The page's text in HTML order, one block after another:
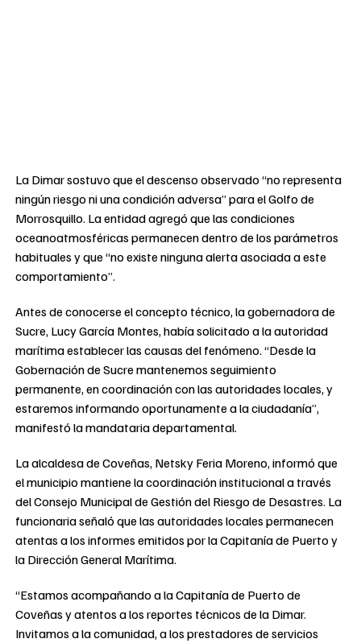
La Dimar sostuvo que el descenso observado “no representa
ningún riesgo ni una condición adversa” para el Golfo de
Morrosquillo. La entidad agregó que las condiciones
oceanoatmosféricas permanecen dentro de los parámetros
habituales y que “no existe ninguna alerta asociada a este
comportamiento”.
Antes de conocerse el concepto técnico, la gobernadora de
Sucre, Lucy García Montes, había solicitado a la autoridad
marítima establecer las causas del fenómeno. “Desde la
Gobernación de Sucre mantenemos seguimiento
permanente, en coordinación con las autoridades locales, y
estaremos informando oportunamente a la ciudadanía”,
manifestó la mandataria departamental.
La alcaldesa de Coveñas, Netsky Feria Moreno, informó que
el municipio mantiene la coordinación institucional a través
del Consejo Municipal de Gestión del Riesgo de Desastres. La
funcionaria señaló que las autoridades locales permanecen
atentas a los informes emitidos por la Capitanía de Puerto y
la Dirección General Marítima.
“Estamos acompañando a la Capitanía de Puerto de
Coveñas y atentos a los reportes técnicos de la Dimar.
Invitamos a la comunidad, a los prestadores de servicios